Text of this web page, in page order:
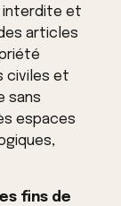
interdite et
articles
civiles et
sans
espaces
fins de